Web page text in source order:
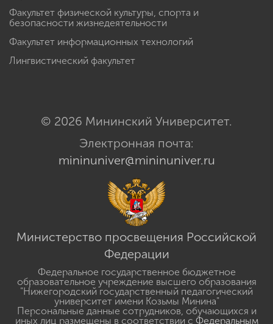
Факультет физической культуры, спорта и
безопасности жизнедеятельности
Факультет информационных технологий
Лингвистический факультет
© 2026 Мининский Университет.
Электронная почта:
mininuniver@mininuniver.ru
Министерство просвещения Российской
Федерации
Федеральное государственное бюджетное
образовательное учреждение высшего образования
"Нижегородский государственный педагогический
университет имени Козьмы Минина"
Персональные данные сотрудников, обучающихся и
иных лиц размещены в соответствии с Федеральным